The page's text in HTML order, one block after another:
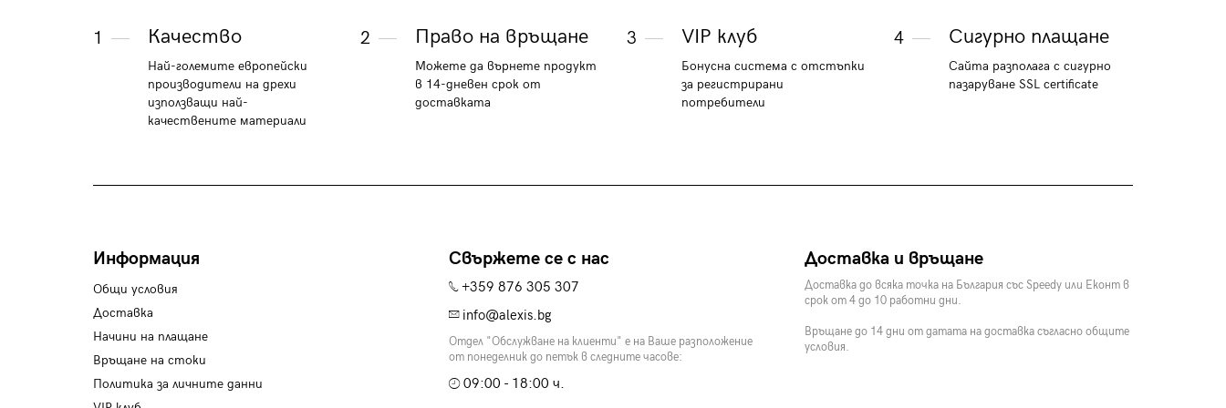
1 Качество
Най-големите европейски
производители на дрехи
използващи най-
качествените материали
2 Право на връщане
Можете да върнете продукт
в 14-дневен срок от
доставката
3 VIP клуб
Бонусна система с отстъпки
за регистрирани
потребители
4 Сигурно плащане
Сайта разполага с сигурно
пазаруване SSL certificate
Информация
Общи условия
Доставка
Начини на плащане
Връщане на стоки
Политика за личните данни
Свържете се с нас
+359 876 305 307
info@alexis.bg
Отдел "Обслужване на клиенти" е на Ваше разположение
от понеделник до петък в следните часове:
09:00 - 18:00 ч.
Доставка и връщане
Доставка до всяка точка на България със Speedy или Еконт в
срок от 4 до 10 работни дни.
Връщане до 14 дни от датата на доставка съгласно общите
условия.